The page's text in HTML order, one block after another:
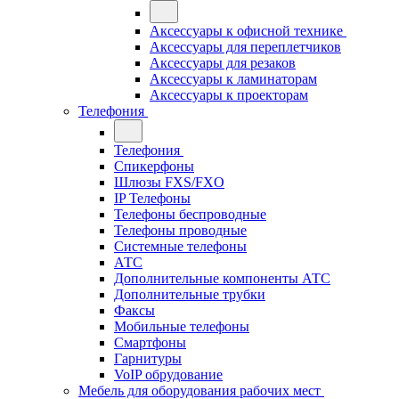
Аксессуары к офисной технике
Аксессуары для переплетчиков
Аксессуары для резаков
Аксессуары к ламинаторам
Аксессуары к проекторам
Телефония
Телефония
Спикерфоны
Шлюзы FXS/FXO
IP Телефоны
Телефоны беспроводные
Телефоны проводные
Системные телефоны
АТС
Дополнительные компоненты АТС
Дополнительные трубки
Факсы
Мобильные телефоны
Смартфоны
Гарнитуры
VoIP обрудование
Мебель для оборудования рабочих мест